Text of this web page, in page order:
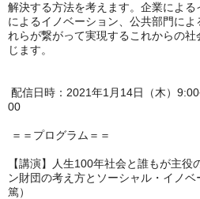
解決する方法を考えます。企業によ
によるイノベーション、公共部門に
れらが繋がって実現するこれからの
じます。
配信日時：2021年1月14日（木）
00
＝＝プログラム＝＝
【講演】人生100年社会と誰もが主
ン財団の考え方とソーシャル・イノ
篤）